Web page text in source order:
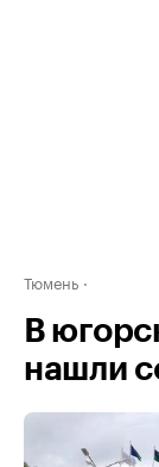
Тюмень
В
нашли